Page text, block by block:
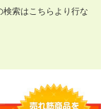
索はこちらより行な